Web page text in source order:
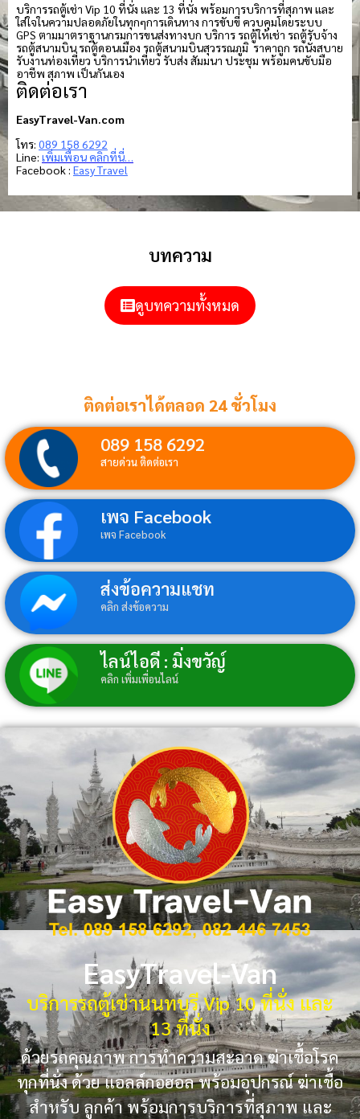
บริการรถตู้เช่า Vip 10 ที่นั่ง และ 13 ที่นั่ง พร้อมการบริการที่สุภาพ และ
ใส่ใจในความปลอดภัยในทุกๆการเดินทาง การขับขี่ ควบคุมโดยระบบ
GPS ตามมาตราฐานกรมการขนส่งทางบก บริการ รถตู้ให้เช่า รถตู้รับจ้าง
รถตู้สนามบิน รถตู้ดอนเมือง รถตู้สนามบินสุวรรณภูมิ ราคาถูก รถนั่งสบาย
รับงานท่องเที่ยว บริการนำเที่ยว รับส่ง สัมมนา ประชุม พร้อมคนขับมือ
อาชีพ สุภาพ เป็นกันเอง
ติดต่อเรา
EasyTravel-Van.com
โทร: 089 158 6292
Line: เพิ่มเพื่อน คลิกที่นี่…
Facebook : Easy Travel
บทความ
ดูบทความทั้งหมด
ติดต่อเราได้ตลอด 24 ชั่วโมง
089 158 6292
สายด่วน ติดต่อเรา
เพจ Facebook
เพจ Facebook
ส่งข้อความแชท
คลิก ส่งข้อความ
ไลน์ไอดี : มิ่งขวัญ์
คลิก เพิ่มเพื่อนไลน์
EasyTravel-Van
บริการรถตู้เช่านนทบุรี Vip 10 ที่นั่ง และ
13 ที่นั่ง
ด้วยรถคุณภาพ การทำความสะอาด ฆ่าเชื้อโรค
ทุกที่นั่ง ด้วย แอลล์กอฮอล พร้อมอุปกรณ์ ฆ่าเชื้อ
สำหรับ ลูกค้า พร้อมการบริการที่สุภาพ และ